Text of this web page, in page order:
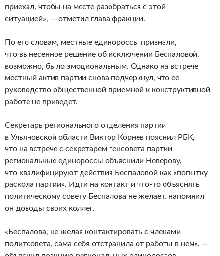
приехал, чтобы на месте разобраться с этой
ситуацией», — отметил глава фракции.
По его словам, местные единороссы признали,
что вынесенное решение об исключении Беспаловой,
возможно, было эмоциональным. Однако на встрече
местный актив партии снова подчеркнул, что ее
руководство общественной приемной к конструктивной
работе не приведет.
Секретарь регионального отделения партии
в Ульяновской области Виктор Корнев пояснил РБК,
что на встрече с секретарем генсовета партии
региональные единороссы объяснили Неверову,
что квалифицируют действия Беспаловой как «попытку
раскола партии». Идти на контакт и что-то объяснять
политическому совету Беспалова не желает, напомнил
он доводы своих коллег.
«Беспалова, не желая контактировать с членами
политсовета, сама себя отстранила от работы в нем», —